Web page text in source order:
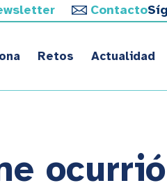
Contacto
Retos Actualidad